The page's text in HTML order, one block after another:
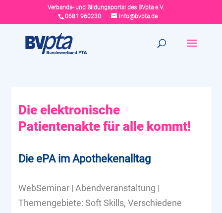
Verbands- und Bildungsportal des BVpta e.V.
0681 960230
info@bvpta.de
Die elektronische
Patientenakte für alle kommt!
Die ePA im Apothekenalltag
WebSeminar | Abendveranstaltung |
Themengebiete: Soft Skills, Verschiedene